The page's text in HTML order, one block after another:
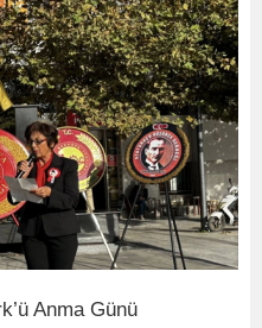
Anma Günü